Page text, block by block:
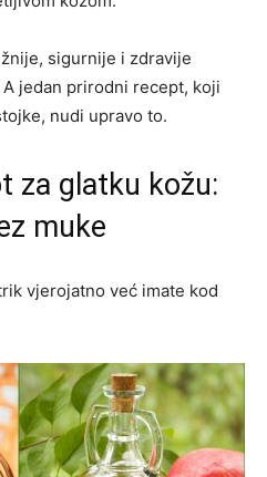
sigurnije i zdravije
jedan prirodni recept, koji
nudi upravo to.
za glatku kožu:
muke
vjerojatno već imate kod